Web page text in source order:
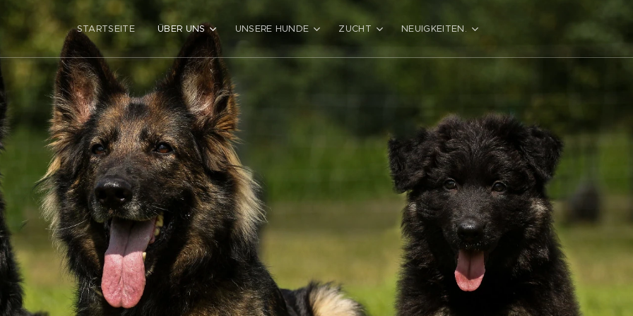
STARTSEITE ÜBER UNS UNSERE HUNDE ZUCHT NEUIGKEITEN.